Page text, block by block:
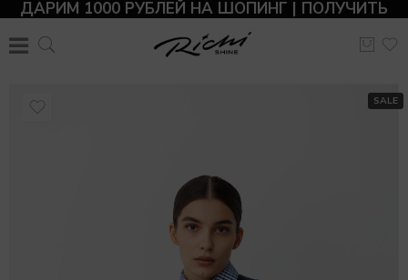
ДАРИМ 1000 РУБЛЕЙ НА ШОПИНГ | ПОЛУЧИТЬ
SALE